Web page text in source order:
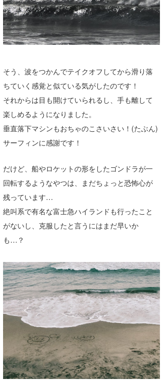
そう、波をつかんでテイクオフしてから滑り落
ちていく感覚と似ている気がしたのです！
それからは目も開けていられるし、手も離して
楽しめるようになりました。
垂直落下マシンもおちゃのこさいさい！(たぶん)
サーフィンに感謝です！
だけど、船やロケットの形をしたゴンドラが一
回転するようなやつは、まだちょっと恐怖心が
残っています…
絶叫系で有名な富士急ハイランドも行ったこと
がないし、克服したと言うにはまだ早いか
も…？
小川予報士
上田純子
唐澤予報士
SancheZ
ゴン
米山予報士
wanda
予報士 hiro.
banpaku
Mr.K
Romisea